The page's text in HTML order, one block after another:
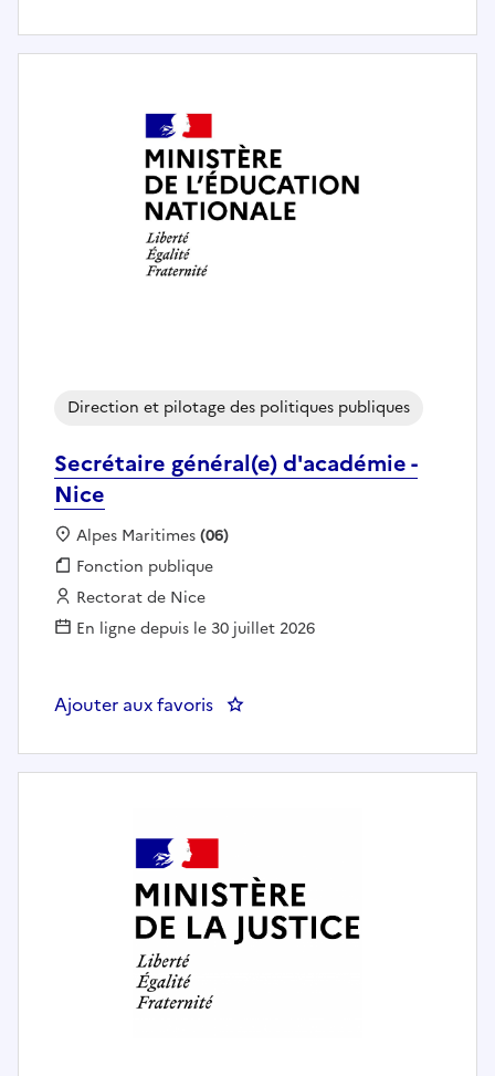
Secrétaire général(e) d'académie -
Nice
Direction et pilotage des politiques publiques
Localisation :
Alpes Maritimes(06)
Fonction publique :
Fonction publique
Employeur :
Rectorat de Nice
En ligne depuis le 30 juillet 2026
Ajouter aux favoris : Secrétaire général(e)